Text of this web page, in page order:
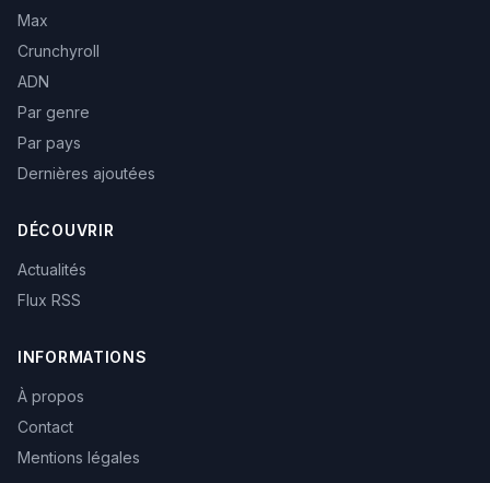
Max
Crunchyroll
ADN
Par genre
Par pays
Dernières ajoutées
DÉCOUVRIR
Actualités
Flux RSS
INFORMATIONS
À propos
Contact
Mentions légales